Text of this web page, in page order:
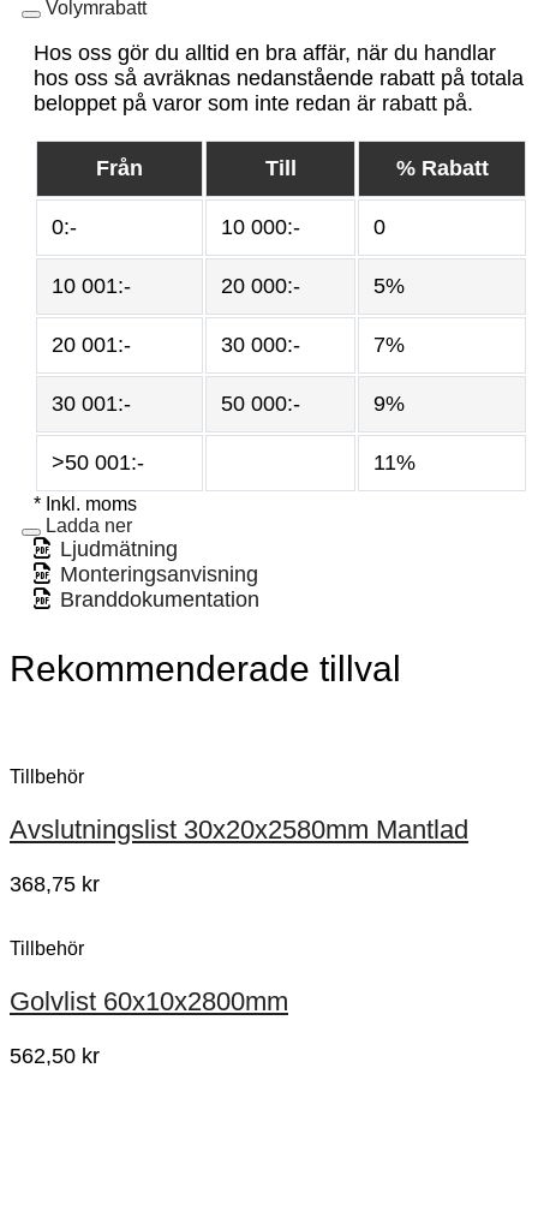
Volymrabatt
Hos oss gör du alltid en bra affär, när du handlar
hos oss så avräknas nedanstående rabatt på totala
beloppet på varor som inte redan är rabatt på.
Från Till % Rabatt
0:- 10 000:- 0
10 001:- 20 000:- 5%
20 001:- 30 000:- 7%
30 001:- 50 000:- 9%
>50 001:- 11%
* Inkl. moms
Ladda ner
Ljudmätning
Monteringsanvisning
Branddokumentation
Rekommenderade tillval
Tillbehör
Avslutningslist 30x20x2580mm Mantlad
368,75 kr
Tillbehör
Golvlist 60x10x2800mm
562,50 kr